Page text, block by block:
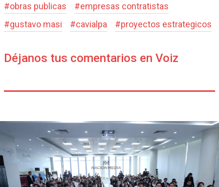
#obras publicas #empresas contratistas
#gustavo masi #cavialpa #proyectos estrategicos
Déjanos tus comentarios en Voiz